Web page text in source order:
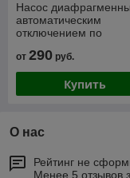
Насос
автоматическим
отключением по
удобрений, воды,
сока
от 290 руб.
Купить
О нас
Рейтинг не
Менее 5 отзывов